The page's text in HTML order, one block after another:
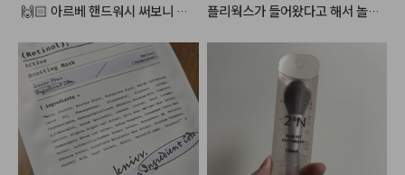
예전보다 판매처도 다양해지고 살
좋은 것 같습니다.
구매 망설이는 분들 있으면 추천드
🙌🏻 아르베 핸드워시 써보니 나
림같이부드러워요 ^^ 세정력도 좋
고 흔한 향 아니라 맘에들었고 유쟈
향이 은은하게 나서 손씻는데도 기
분이 좋아지네요 💛 손씻고 건조시
킨뒤에도 피부가 많이 건조하지않
아서 추천드립니다아 :)
플리웍스가 들어왔다고 해서 놀랐
나 더 구매했습니다. 포인트도 쓸겸
해서요ㅎㅎ 쉽게 설명하면 1번은 각
질을 없애주고 2번은 수분을 채워
주고 3번은 영양을 넣어줘요. 3번
은 밤에 바르면 아침까지도 쫀득하
게 입술에 남아있고 각질도 적당히